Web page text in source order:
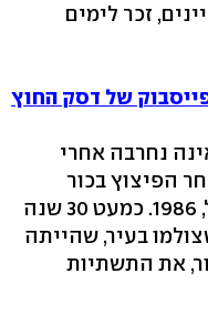
זכר לימים
של דסק החוץ
נחרבה אחרי
הפיצוץ בכור
הגרעיני בצ'רנוביל ב-26 באפריל, 1986. כמעט 30 שנה
בעיר, שהייתה
את התשתיות